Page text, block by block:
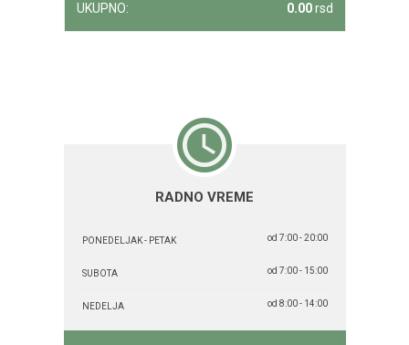
UKUPNO: 0.00rsd
RADNO VREME
PONEDELJAK - PETAK od 7:00 - 20:00
SUBOTA od 7:00 - 15:00
NEDELJA od 8:00 - 14:00